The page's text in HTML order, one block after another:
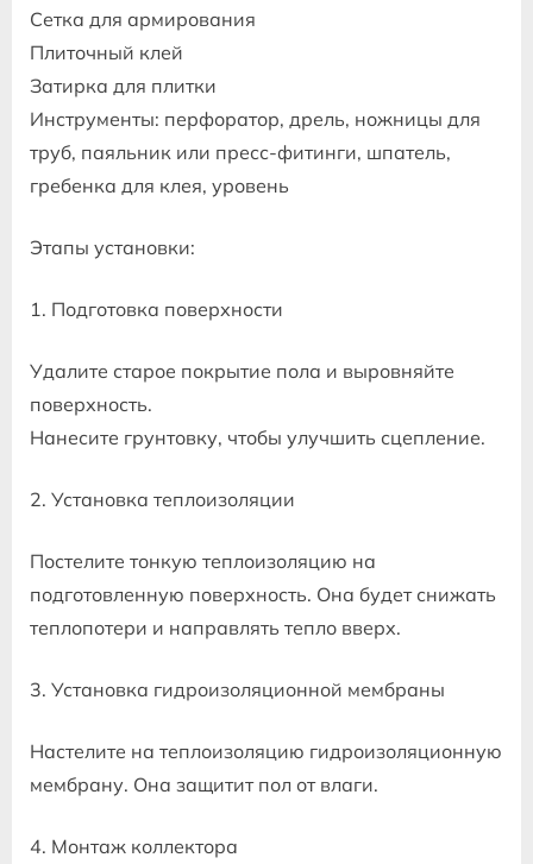
Сетка для армирования
Плиточный клей
Затирка для плитки
Инструменты: перфоратор, дрель, ножницы для
труб, паяльник или пресс-фитинги, шпатель,
гребенка для клея, уровень
Этапы установки:
1. Подготовка поверхности
Удалите старое покрытие пола и выровняйте
поверхность.
Нанесите грунтовку, чтобы улучшить сцепление.
2. Установка теплоизоляции
Постелите тонкую теплоизоляцию на
подготовленную поверхность. Она будет снижать
теплопотери и направлять тепло вверх.
3. Установка гидроизоляционной мембраны
Настелите на теплоизоляцию гидроизоляционную
мембрану. Она защитит пол от влаги.
4. Монтаж коллектора